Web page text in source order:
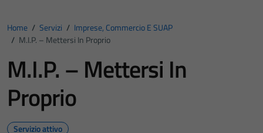
Home / Servizi / Imprese, Commercio E SUAP
/ M.I.P. – Mettersi In Proprio
M.I.P. – Mettersi In
Proprio
Servizio attivo